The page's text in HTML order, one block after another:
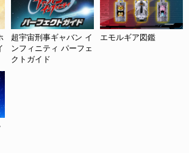
超宇宙刑事ギャバン イ
ンフィニティ パーフェ
クトガイド
エモルギア図鑑